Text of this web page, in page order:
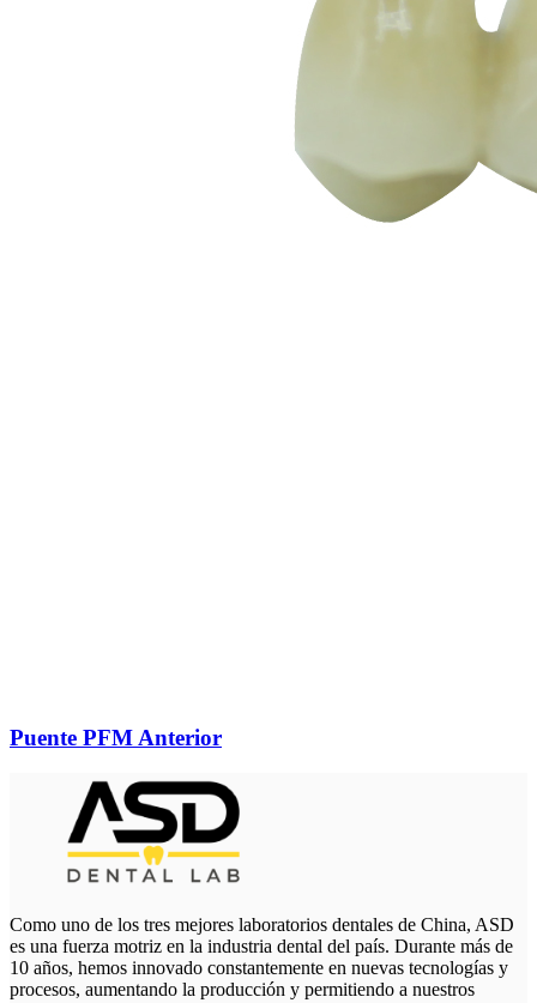
Puente PFM Anterior
Como uno de los tres mejores laboratorios dentales de China, ASD
es una fuerza motriz en la industria dental del país. Durante más de
10 años, hemos innovado constantemente en nuevas tecnologías y
procesos, aumentando la producción y permitiendo a nuestros